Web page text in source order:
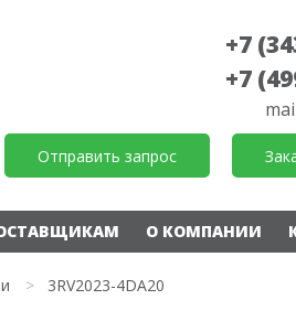
+7
+7
Отправить запрос
О КОМПАНИИ
> 3RV2023-4DA20